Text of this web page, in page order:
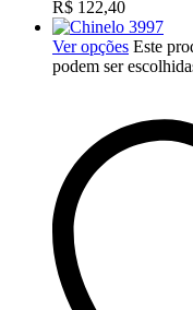
R$ 122,40
Ver opções Este
podem ser